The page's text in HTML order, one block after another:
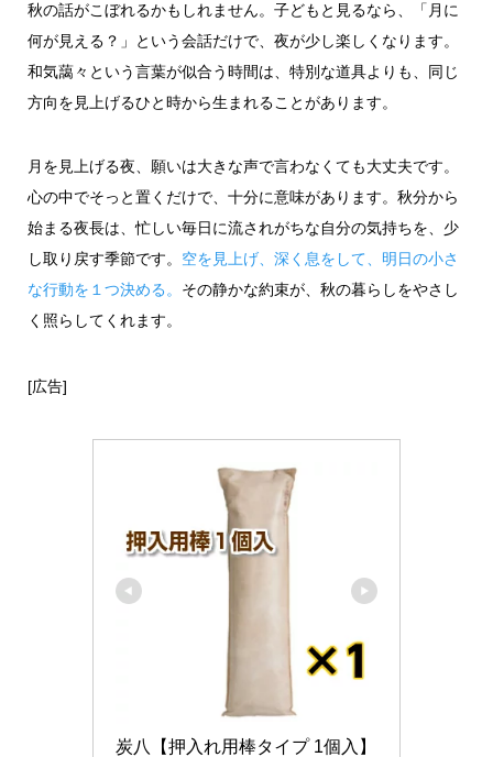
秋の話がこぼれるかもしれません。子どもと見るなら、「月に
何が見える？」という会話だけで、夜が少し楽しくなります。
和気藹々という言葉が似合う時間は、特別な道具よりも、同じ
方向を見上げるひと時から生まれることがあります。
月を見上げる夜、願いは大きな声で言わなくても大丈夫です。
心の中でそっと置くだけで、十分に意味があります。秋分から
始まる夜長は、忙しい毎日に流されがちな自分の気持ちを、少
し取り戻す季節です。 空を見上げ、深く息をして、明日の小さ
な行動を１つ決める。 その静かな約束が、秋の暮らしをやさし
く照らしてくれます。
[広告]
炭八【押入れ用棒タイプ 1個入】